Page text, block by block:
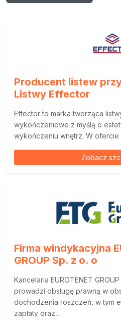
Producent listew
Listwy Effector
Effector to marka tworząca
wykończeniowe z myślą o
wykończeniu wnętrz. W ofercie
Zobacz
Firma windykacyjna
GROUP Sp. z o. o
Kancelaria EUROTENET
prowadzi obsługę prawną w
dochodzenia roszczeń, w tym
zapłaty oraz...